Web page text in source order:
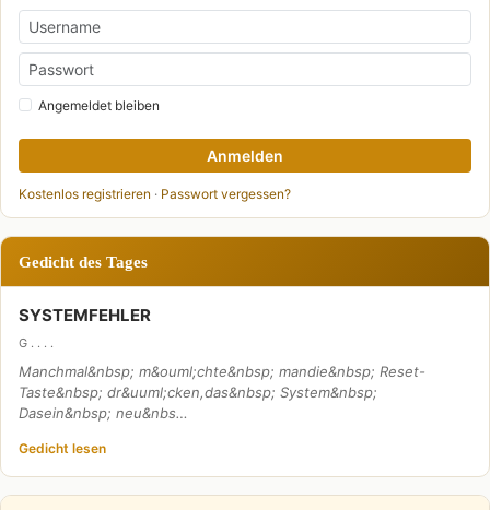
Angemeldet bleiben
Anmelden
Kostenlos registrieren · Passwort vergessen?
Gedicht des Tages
SYSTEMFEHLER
G . . . .
Manchmal&nbsp; m&ouml;chte&nbsp; mandie&nbsp; Reset-
Taste&nbsp; dr&uuml;cken,das&nbsp; System&nbsp;
Dasein&nbsp; neu&nbs…
Gedicht lesen